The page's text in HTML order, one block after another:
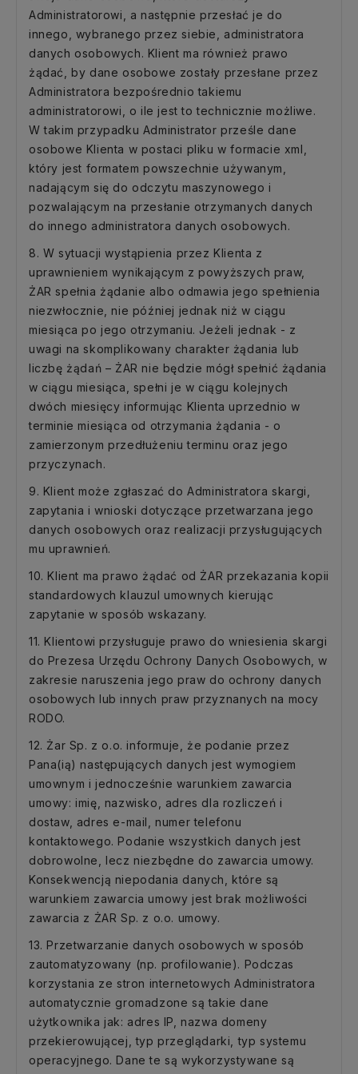
Administratorowi, a następnie przesłać je do
innego, wybranego przez siebie, administratora
danych osobowych. Klient ma również prawo
żądać, by dane osobowe zostały przesłane przez
Administratora bezpośrednio takiemu
administratorowi, o ile jest to technicznie możliwe.
W takim przypadku Administrator prześle dane
osobowe Klienta w postaci pliku w formacie xml,
który jest formatem powszechnie używanym,
nadającym się do odczytu maszynowego i
pozwalającym na przesłanie otrzymanych danych
do innego administratora danych osobowych.
8. W sytuacji wystąpienia przez Klienta z
uprawnieniem wynikającym z powyższych praw,
ŻAR spełnia żądanie albo odmawia jego spełnienia
niezwłocznie, nie później jednak niż w ciągu
miesiąca po jego otrzymaniu. Jeżeli jednak - z
uwagi na skomplikowany charakter żądania lub
liczbę żądań – ŻAR nie będzie mógł spełnić żądania
w ciągu miesiąca, spełni je w ciągu kolejnych
dwóch miesięcy informując Klienta uprzednio w
terminie miesiąca od otrzymania żądania - o
zamierzonym przedłużeniu terminu oraz jego
przyczynach.
9. Klient może zgłaszać do Administratora skargi,
zapytania i wnioski dotyczące przetwarzana jego
danych osobowych oraz realizacji przysługujących
mu uprawnień.
10. Klient ma prawo żądać od ŻAR przekazania kopii
standardowych klauzul umownych kierując
zapytanie w sposób wskazany.
11. Klientowi przysługuje prawo do wniesienia skargi
do Prezesa Urzędu Ochrony Danych Osobowych, w
zakresie naruszenia jego praw do ochrony danych
osobowych lub innych praw przyznanych na mocy
RODO.
12. Żar Sp. z o.o. informuje, że podanie przez
Pana(ią) następujących danych jest wymogiem
umownym i jednocześnie warunkiem zawarcia
umowy: imię, nazwisko, adres dla rozliczeń i
dostaw, adres e-mail, numer telefonu
kontaktowego. Podanie wszystkich danych jest
dobrowolne, lecz niezbędne do zawarcia umowy.
Konsekwencją niepodania danych, które są
warunkiem zawarcia umowy jest brak możliwości
zawarcia z ŻAR Sp. z o.o. umowy.
13. Przetwarzanie danych osobowych w sposób
zautomatyzowany (np. profilowanie). Podczas
korzystania ze stron internetowych Administratora
automatycznie gromadzone są takie dane
użytkownika jak: adres IP, nazwa domeny
przekierowującej, typ przeglądarki, typ systemu
operacyjnego. Dane te są wykorzystywane są